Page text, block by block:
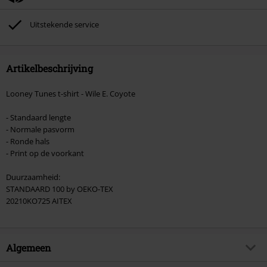
Toten Hosen, Metality, cadeaubonnen en artikelen met een inbegrepen
donatie zijn uitgesloten van de korting.
Uitstekende service
Artikelbeschrijving
Looney Tunes t-shirt - Wile E. Coyote
- Standaard lengte
- Normale pasvorm
- Ronde hals
- Print op de voorkant
Duurzaamheid:
STANDAARD 100 by OEKO-TEX
20210KO725 AITEX
Algemeen